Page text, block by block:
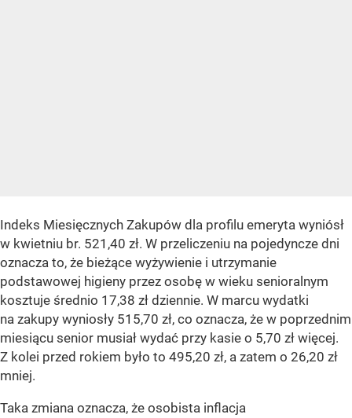
Indeks Miesięcznych Zakupów dla profilu emeryta wyniósł
w kwietniu br. 521,40 zł. W przeliczeniu na pojedyncze dni
oznacza to, że bieżące wyżywienie i utrzymanie
podstawowej higieny przez osobę w wieku senioralnym
kosztuje średnio 17,38 zł dziennie. W marcu wydatki
na zakupy wyniosły 515,70 zł, co oznacza, że w poprzednim
miesiącu senior musiał wydać przy kasie o 5,70 zł więcej.
Z kolei przed rokiem było to 495,20 zł, a zatem o 26,20 zł
mniej.
Taka zmiana oznacza, że osobista inflacja